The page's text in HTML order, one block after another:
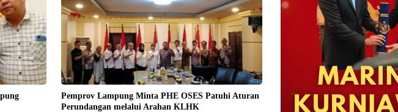
Pemprov Lampung Minta PHE OSES Patuhi Aturan
Perundangan melalui Arahan KLHK